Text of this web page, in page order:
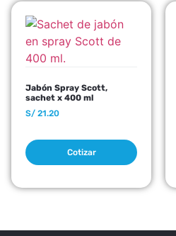
Jabón Spray Scott,
sachet x 400 ml
S/ 21.20
Cotizar